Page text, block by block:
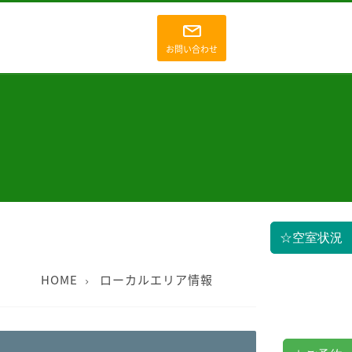
お問い合わせ
HOME ローカルエリア情報
☆空室状況